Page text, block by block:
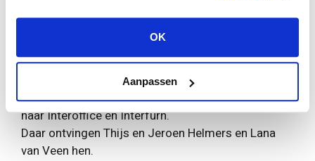
OK
Aanpassen
Bezoek aan Interoffice &
Interfurn: van ontwerp tot
duurzaam interieur
Na het renovatieproject vertrokken de leerlingen
naar Interoffice en Interfurn.
Daar ontvingen Thijs en Jeroen Helmers en Lana
van Veen hen.